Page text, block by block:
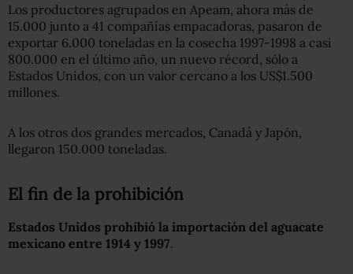
Los productores agrupados en Apeam, ahora más de
15.000 junto a 41 compañías empacadoras, pasaron de
exportar 6.000 toneladas en la cosecha 1997-1998 a casi
800.000 en el último año, un nuevo récord, sólo a
Estados Unidos, con un valor cercano a los US$1.500
millones.
A los otros dos grandes mercados, Canadá y Japón,
llegaron 150.000 toneladas.
El fin de la prohibición
Estados Unidos prohibió la importación del aguacate
mexicano entre 1914 y 1997.